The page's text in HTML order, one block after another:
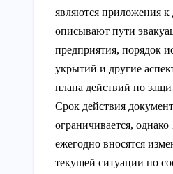
являются приложения
описывают пути
предприятия, порядок
укрытий и другие
плана действий по
Срок действия
ограничивается, однако
ежегодно вносятся
текущей ситуации по